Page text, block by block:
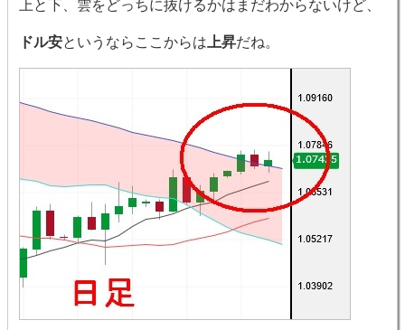
上と下、雲をどっちに抜けるかはまだわからないけど、
ドル安というならここからは 上昇だね。